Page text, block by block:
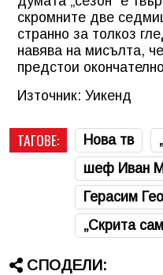
скромните две
странно за толкоз
навява на мисълта,
предстои
Източник: Уикенд
ТАГОВЕ: Нова тв
шеф Иван
Герасим
„Скрита
СПОДЕЛИ: